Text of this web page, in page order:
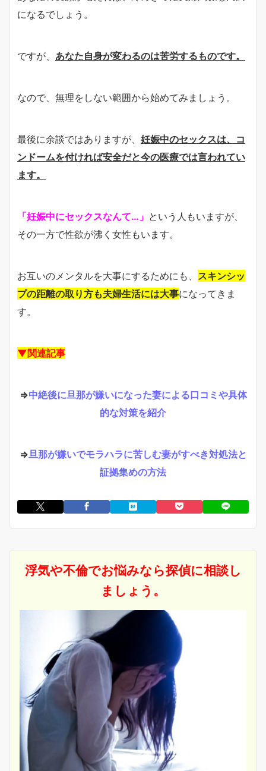
になるでしょう。
ですが、 あなた自身が変わるのは苦労するものです。
なので、無理をしない範囲から始めてみましょう。
最後に余談ではありますが、 妊娠中のセックスは、コ
ンドームを付ければ安全だと今の医療では言われてい
ます。
「妊娠中にセックスなんて…」 という人もいますが、
その一方で性欲が沸く女性もいます。
お互いのメンタルを大事にするためにも、 スキンシッ
プの距離の取り方も夫婦生活には大事になってきま
す。
▼関連記事
⇒中絶後に旦那が嫌いになった妻による口コミや具体
的な対策を紹介
⇒旦那が嫌いでモラハラに苦しむ妻がすべき対処法と
証拠集めの方法
浮気や不倫でお悩みなら探偵に相談し
ましょう。